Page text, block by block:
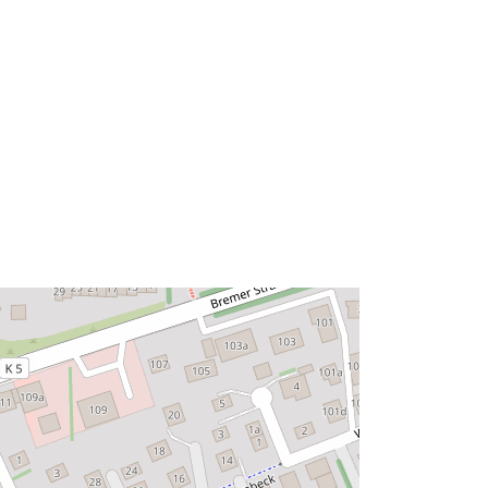
3dac9e-bb03-4953-9512-
cec04b78da6d